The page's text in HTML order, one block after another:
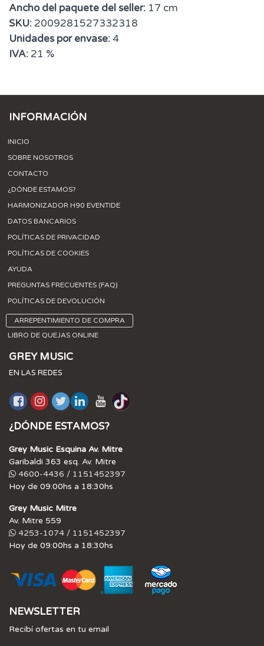
Ancho del paquete del seller: 17 cm
SKU: 2009281527332318
Unidades por envase: 4
IVA: 21 %
INFORMACIÓN
INICIO
SOBRE NOSOTROS
CONTACTO
¿DÓNDE ESTAMOS?
HARMONIZADOR H90 EVENTIDE
DATOS BANCARIOS
POLÍTICAS DE PRIVACIDAD
POLÍTICAS DE COOKIES
AYUDA
PREGUNTAS FRECUENTES (FAQ)
POLÍTICAS DE DEVOLUCIÓN
ARREPENTIMIENTO DE COMPRA
LIBRO DE QUEJAS ONLINE
GREY MUSIC
EN LAS REDES
¿DÓNDE ESTAMOS?
Grey Music Esquina Av. Mitre
Garibaldi 363 esq. Av. Mitre
4600-4436 / 1151452397
Hoy de 09:00hs a 18:30hs
Grey Music Mitre
Av. Mitre 559
4253-1074 / 1151452397
Hoy de 09:00hs a 18:30hs
NEWSLETTER
Recibí ofertas en tu email